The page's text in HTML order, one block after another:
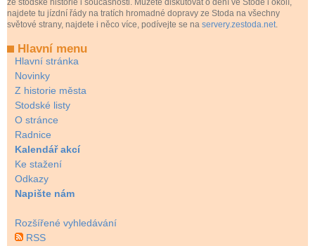
ze stodské historie i současnosti. Můžete diskutovat o dění ve Stodě i okolí,
najdete tu jízdní řády na tratích hromadné dopravy ze Stoda na všechny
světové strany, najdete i něco více, podívejte se na servery.zestoda.net.
Hlavní menu
Hlavní stránka
Novinky
Z historie města
Stodské listy
O stránce
Radnice
Kalendář akcí
Ke stažení
Odkazy
Napište nám
Rozšířené vyhledávání
RSS